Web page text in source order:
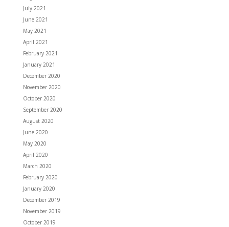
July 2021
June 2021
May 2021
April 2021
February 2021
January 2021
December 2020
November 2020
October 2020
September 2020
August 2020
June 2020
May 2020
April 2020
March 2020
February 2020
January 2020
December 2019
November 2019
October 2019